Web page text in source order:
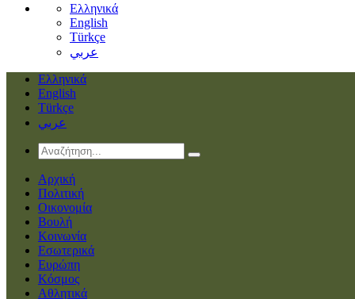
Ελληνικά
English
Türkçe
عربي
Ελληνικά
English
Türkçe
عربي
Αρχική
Πολιτική
Οικονομία
Βουλή
Κοινωνία
Εσωτερικά
Ευρώπη
Κόσμος
Αθλητικά